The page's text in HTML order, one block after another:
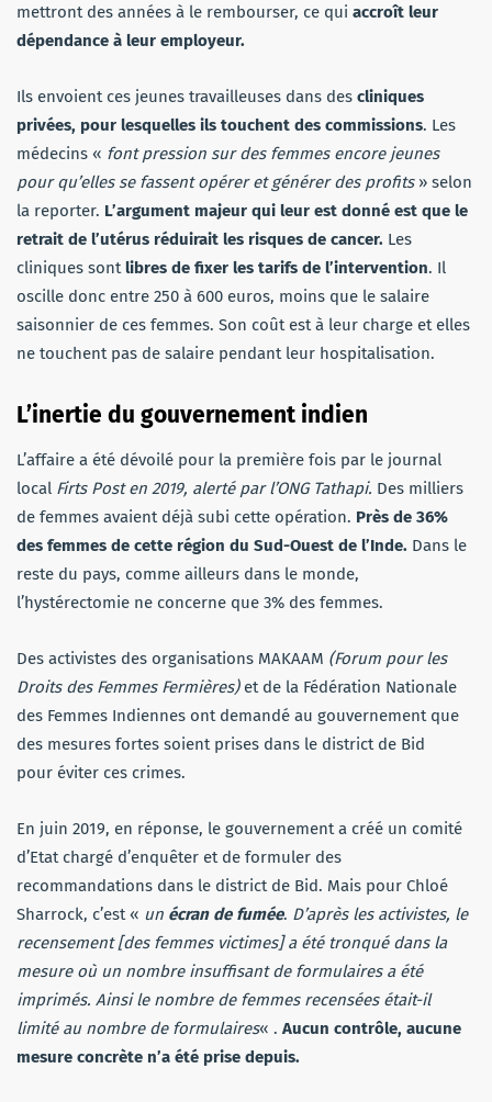
mettront des années à le rembourser, ce qui accroît leur
dépendance à leur employeur.
Ils envoient ces jeunes travailleuses dans des cliniques
privées, pour lesquelles ils touchent des commissions. Les
médecins « font pression sur des femmes encore jeunes
pour qu’elles se fassent opérer et générer des profits» selon
la reporter. L’argument majeur qui leur est donné est que le
retrait de l’utérus réduirait les risques de cancer. Les
cliniques sontlibres de fixer les tarifs de l’intervention. Il
oscille donc entre 250 à 600 euros, moins que le salaire
saisonnier de ces femmes. Son coût est à leur charge et elles
ne touchent pas de salaire pendant leur hospitalisation.
L’inertie du gouvernement indien
L’affaire a été dévoilé pour la première fois par le journal
local Firts Post en 2019, alerté par l’ONG Tathapi. Des milliers
de femmes avaient déjà subi cette opération. Près de 36%
des femmes de cette région du Sud-Ouest de l’Inde. Dans le
reste du pays, comme ailleurs dans le monde,
l’hystérectomie ne concerne que 3% des femmes.
Des activistes des organisations MAKAAM (Forum pour les
Droits des Femmes Fermières) et de la Fédération Nationale
des Femmes Indiennes ont demandé au gouvernement que
des mesures fortes soient prises dans le district de Bid
pour éviter ces crimes.
En juin 2019, en réponse, le gouvernement a créé un comité
d’Etat chargé d’enquêter et de formuler des
recommandations dans le district de Bid. Mais pour Chloé
Sharrock, c’est « un écran de fumée. D’après les activistes, le
recensement [des femmes victimes] a été tronqué dans la
mesure où un nombre insuffisant de formulaires a été
imprimés. Ainsi le nombre de femmes recensées était-il
limité au nombre de formulaires« . Aucun contrôle, aucune
mesure concrète n’a été prise depuis.